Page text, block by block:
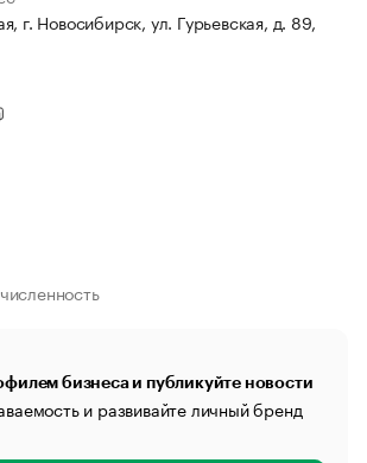
г. Новосибирск, ул. Гурьевская, д. 89,
бизнеса и публикуйте новости
и развивайте личный бренд